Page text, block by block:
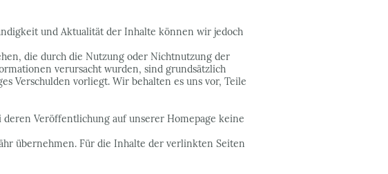
und Aktualität der Inhalte können wir jedoch
die durch die Nutzung oder Nichtnutzung der
verursacht wurden, sind grundsätzlich
Verschulden vorliegt. Wir behalten es uns vor, Teile
Veröffentlichung auf unserer Homepage keine
übernehmen. Für die Inhalte der verlinkten Seiten